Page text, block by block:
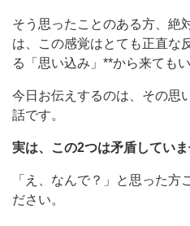
そう思ったことのある方、絶
は、この感覚はとても正直な
る「思い込み」**から来てもい
今日お伝えするのは、その思
話です。
実は、この2つは矛盾していま
「え、なんで？」と思った方
ださい。